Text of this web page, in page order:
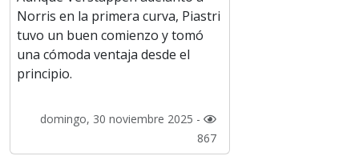
Norris en la primera curva, Piastri
tuvo un buen comienzo y tomó
una cómoda ventaja desde el
principio.
domingo, 30 noviembre 2025 -
867